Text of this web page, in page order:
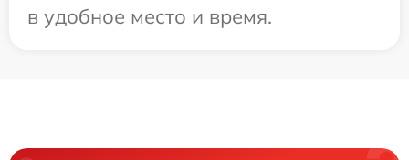
в удобное место и время.